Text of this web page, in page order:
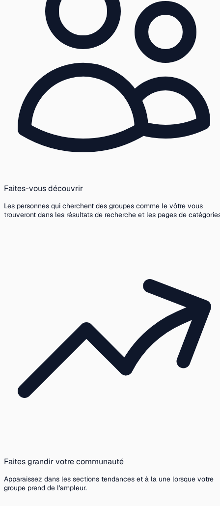
Faites-vous découvrir
Les personnes qui cherchent des groupes comme le vôtre vous
trouveront dans les résultats de recherche et les pages de
Faites grandir votre communauté
Apparaissez dans les sections tendances et à la une lorsque votre
groupe prend de l'ampleur.